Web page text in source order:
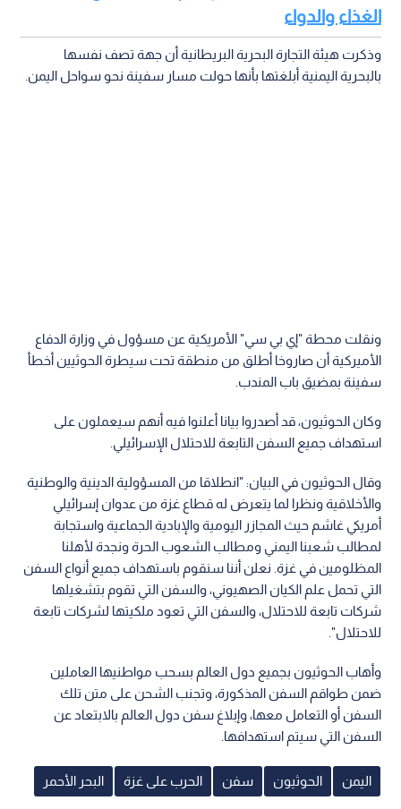
الغذاء والدواء
وذكرت هيئة التجارة البحرية البريطانية أن جهة تصف نفسها
بالبحرية اليمنية أبلغتها بأنها حولت مسار سفينة نحو سواحل اليمن.
ونقلت محطة "إي بي سي" الأمريكية عن مسؤول في وزارة الدفاع
الأميركية أن صاروخا أطلق من منطقة تحت سيطرة الحوثيين أخطأ
سفينة بمضيق باب المندب.
وكان الحوثيون، قد أصدروا بيانا أعلنوا فيه أنهم سيعملون على
استهداف جميع السفن التابعة للاحتلال الإسرائيلي.
وقال الحوثيون في البيان: "انطلاقا من المسؤولية الدينية والوطنية
والأخلاقية ونظرا لما يتعرض له قطاع غزة من عدوان إسرائيلي
أمريكي غاشم حيث المجازر اليومية والإبادية الجماعية واستجابة
لمطالب شعبنا اليمني ومطالب الشعوب الحرة ونجدة لأهلنا
المظلومين في غزة. نعلن أننا سنقوم باستهداف جميع أنواع السفن
التي تحمل علم الكيان الصهيوني، والسفن التي تقوم بتشغيلها
شركات تابعة للاحتلال، والسفن التي تعود ملكيتها لشركات تابعة
للاحتلال".
وأهاب الحوثيون بجميع دول العالم بسحب مواطنيها العاملين
ضمن طواقم السفن المذكورة، وتجنب الشحن على متن تلك
السفن أو التعامل معها، وإبلاغ سفن دول العالم بالابتعاد عن
السفن التي سيتم استهدافها.
اليمن الحوثيون سفن الحرب على غزة البحر الأحمر